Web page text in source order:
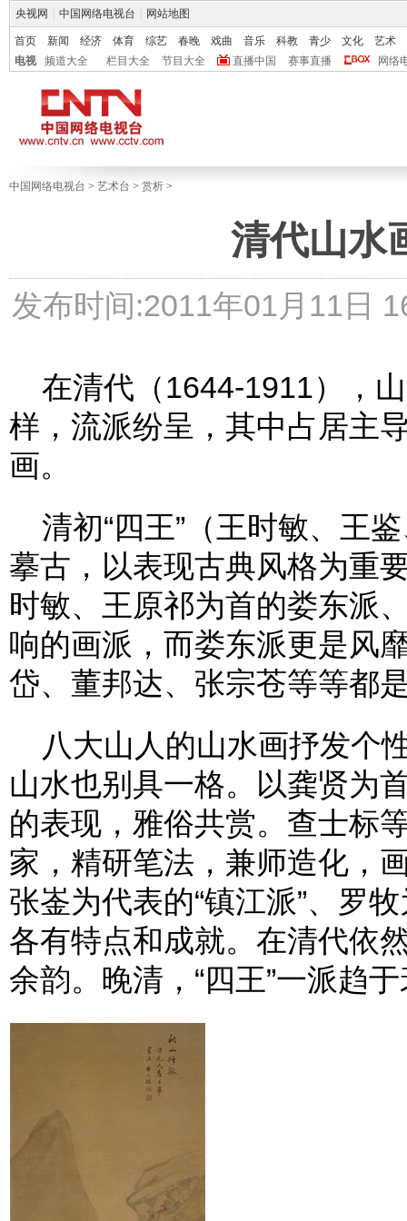
央视网 中国网络电视台 网站地图
首页 新闻 经济 体育 综艺 春晚 戏曲 音乐 科教 青少 文化
艺术
电视
频道大全 栏目大全 节目大全 直播中国 赛事直播 网络
中国网络电视台 > 艺术台 > 赏析 >
清代山水
发布时间:2011年01月11日
在清代（1644-1911），
样，流派纷呈，其中占居主
画。
清初“四王”（王时敏、王
摹古，以表现古典风格为重
时敏、王原祁为首的娄东派
响的画派，而娄东派更是风
岱、董邦达、张宗苍等等都
八大山人的山水画抒发个
山水也别具一格。以龚贤为
的表现，雅俗共赏。查士标
家，精研笔法，兼师造化，
张崟为代表的“镇江派”、罗
各有特点和成就。在清代依
余韵。晚清，“四王”一派趋